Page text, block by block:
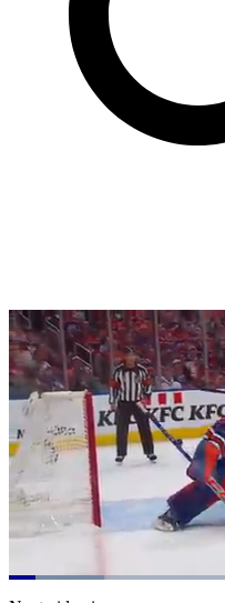
Loaded:
19.90%